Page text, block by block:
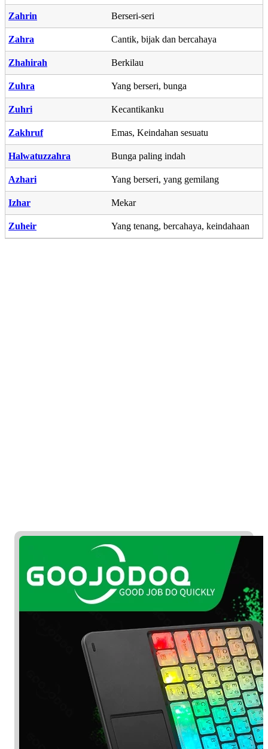
Zahrin Berseri-seri
Zahra Cantik, bijak dan bercahaya
Zhahirah Berkilau
Zuhra Yang berseri, bunga
Zuhri Kecantikanku
Zakhruf Emas, Keindahan sesuatu
Halwatuzzahra Bunga paling indah
Azhari Yang berseri, yang gemilang
Izhar Mekar
Zuheir Yang tenang, bercahaya, keindahaan